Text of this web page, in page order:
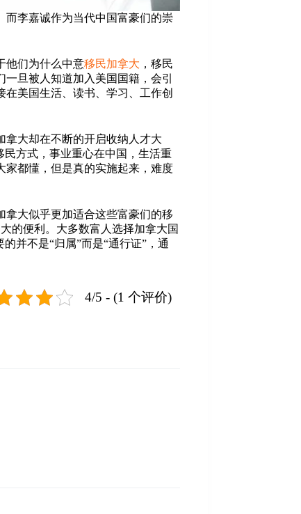
而李嘉诚作为当代中国富豪们的崇
他们为什么中意移民加拿大 ，移民
旦被人知道加入美国国籍，会引
在美国生活、读书、学习、工作创
拿大却在不断的开启收纳人才大
方式，事业重心在中国，生活重
家都懂，但是真的实施起来，难度
大似乎更加适合这些富豪们的移
的便利。大多数富人选择加拿大国
并不是“归属”而是“通行证”，通
4/5 - (1 个评价)